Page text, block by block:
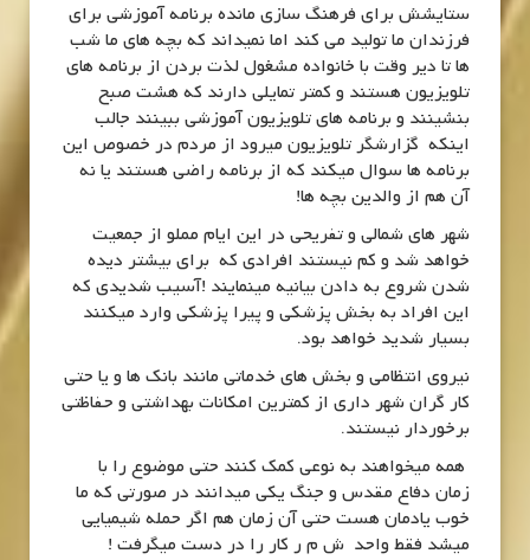
ستایشش برای فرهنگ سازی مانده برنامه آموزشی برای
فرزندان ما تولید می کند اما نمیداند که بچه های ما شب
ها تا دیر وقت با خانواده مشغول لذت بردن از برنامه های
تلویزیون هستند و کمتر تمایلی دارند که هشت صبح
بنشینند و برنامه های تلویزیون آموزشی ببینند جالب
اینکه گزارشگر تلویزیون میرود از مردم در خصوص این
برنامه ها سوال میکند که از برنامه راضی هستند یا نه
آن هم از والدین بچه ها!
شهر های شمالی و تفریحی در این ایام مملو از جمعیت
خواهد شد و کم نیستند افرادی که برای بیشتر دیده
شدن شروع به دادن بیانیه مینمایند !آسیب شدیدی که
این افراد به بخش پزشکی و پیرا پزشکی وارد میکنند
بسیار شدید خواهد بود.
نیروی انتظامی و بخش های خدماتی مانند بانک ها و یا حتی
کار گران شهر داری از کمترین امکانات بهداشتی و حفاظتی
برخوردار نیستند.
همه میخواهند به نوعی کمک کنند حتی موضوع را با
زمان دفاع مقدس و جنگ یکی میدانند در صورتی که ما
خوب یادمان هست حتی آن زمان هم اگر حمله شیمیایی
میشد فقط واحد ش م ر کار را در دست میگرفت !